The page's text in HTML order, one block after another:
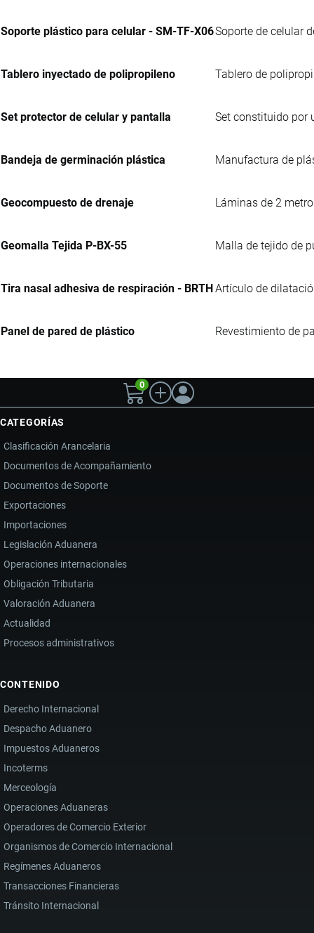
Soporte plástico para celular - SM-TF-X06Soporte de celular
Tablero inyectado de polipropileno Tablero de
Set protector de celular y pantalla Set constituido por
Bandeja de germinación plástica Manufactura de
Geocompuesto de drenaje Láminas de 2
Geomalla Tejida P-BX-55 Malla de tejido de
Tira nasal adhesiva de respiración - BRTH Artículo de
Panel de pared de plástico Revestimiento de
0
CATEGORÍAS
Clasificación Arancelaria
Documentos de Acompañamiento
Documentos de Soporte
Exportaciones
Importaciones
Legislación Aduanera
Operaciones internacionales
Obligación Tributaria
Valoración Aduanera
Actualidad
Procesos administrativos
CONTENIDO
Derecho Internacional
Despacho Aduanero
Impuestos Aduaneros
Incoterms
Merceología
Operaciones Aduaneras
Operadores de Comercio Exterior
Organismos de Comercio Internacional
Regímenes Aduaneros
Transacciones Financieras
Tránsito Internacional